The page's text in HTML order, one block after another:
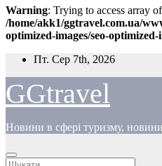
Warning: Trying to access array
/home/akk1/ggtravel.com.ua/
optimized-images/seo-optimized-
Перейти
вмісту
Пт. Сер 7th, 2026
GGtravel
Новини в сфері туризму,